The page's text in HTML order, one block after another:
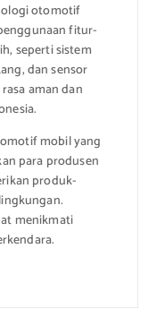
otomotif
fitur-
seperti sistem
dan sensor
aman dan
mobil yang
para produsen
produk-
menikmati